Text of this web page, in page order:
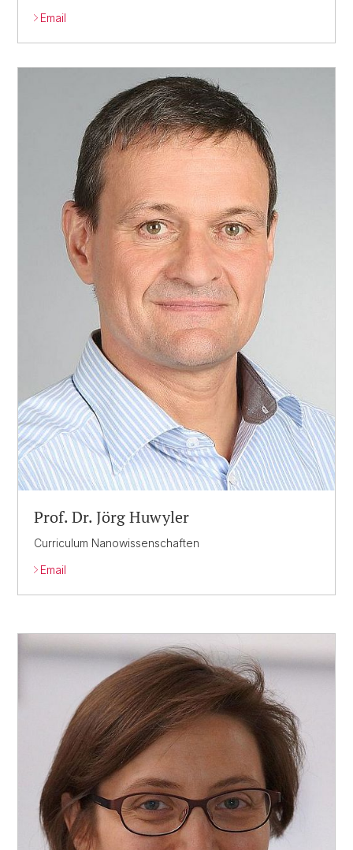
Email
Prof. Dr. Jörg Huwyler
Curriculum Nanowissenschaften
Email